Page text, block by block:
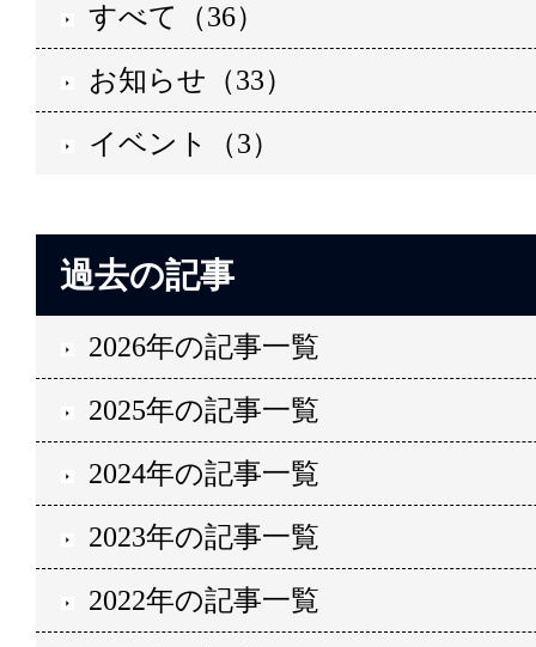
すべて（36）
お知らせ（33）
イベント（3）
過去の記事
2026年の記事一覧
2025年の記事一覧
2024年の記事一覧
2023年の記事一覧
2022年の記事一覧